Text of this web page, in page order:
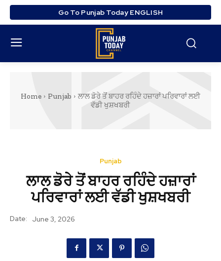
Go To Punjab Today ENGLISH
Home Punjab
ਲਾਲ ਡੋਰੇ ਤੋਂ ਬਾਹਰ ਰਹਿੰਦੇ ਹਜ਼ਾਰਾਂ ਪਰਿਵਾਰਾਂ ਲਈ
ਵੱਡੀ ਖੁਸ਼ਖਬਰੀ
Punjab
ਲਾਲ ਡੋਰੇ ਤੋਂ ਬਾਹਰ ਰਹਿੰਦੇ ਹਜ਼ਾਰਾਂ
ਪਰਿਵਾਰਾਂ ਲਈ ਵੱਡੀ ਖੁਸ਼ਖਬਰੀ
Date: June 3, 2026